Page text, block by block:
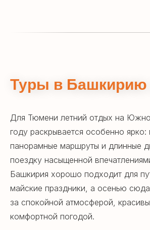
Туры в Башкирию
Для Тюмени летний отдых на
году раскрывается особенно ярко:
панорамные маршруты и длинные
поездку насыщенной
Башкирия хорошо подходит для
майские праздники, а осенью сюда
за спокойной атмосферой,
комфортной погодой.